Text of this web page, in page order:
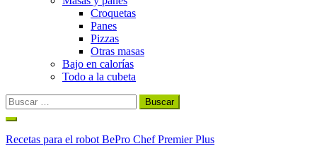
Croquetas
Panes
Pizzas
Otras masas
Bajo en calorías
Todo a la cubeta
Buscar:
Ir
contenido
Recetas para el robot BePro Chef Premier Plus